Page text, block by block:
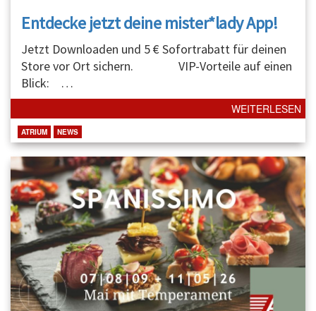
Entdecke jetzt deine mister*lady App!
Jetzt Downloaden und 5 € Sofortrabatt für deinen
Store vor Ort sichern. VIP-Vorteile auf einen
Blick: …
WEITERLESEN
ATRIUM NEWS